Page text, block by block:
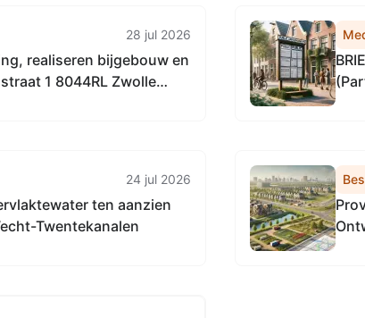
28 jul 2026
en
1 8044RL Zwolle
24 jul 2026
ten aanzien
Twentekanalen